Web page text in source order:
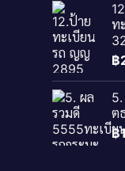
ท
฿
ต
฿